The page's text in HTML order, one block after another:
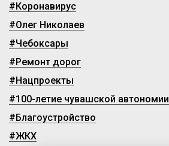
#Коронавирус
#Олег Николаев
#Чебоксары
#Ремонт дорог
#Нацпроекты
#100-летие чувашской автономии
#Благоустройство
#ЖКХ